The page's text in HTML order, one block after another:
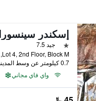
نجمة واحدة
جيد 7.5
Lot 4, 2nd Floor, Block M, كوتا كينابالو, ماليزيا
0.7 كيلومتر عن وسط المدينة
واي فاي مجاني